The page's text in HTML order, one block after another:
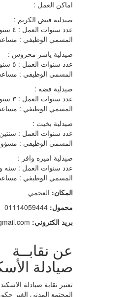
اماكن العمل :
صيدلية فيض الكريم :
عدد سنوات العمل : ٤ سنوات
المسمي الوظيفي :
صيدلية ياسر محروس :
عدد سنوات العمل : ٥ سنوات
المسمي الوظيفي :
صيدلية فضه :
عدد سنوات العمل : ٣ سنوات
المسمي الوظيفي :
صيدلية بخيت :
عدد سنوات العمل : سنتين
المسمي الوظيفي :
صيدلية اميره وافر :
عدد سنوات العمل : سنه
المسمي الوظيفي :
المكان: العجمي
محمول:
بريد الكتروني:
عن نقابــة
صيادلة
تعتبر نقابة صيادلة
المجتمع المدني الغير